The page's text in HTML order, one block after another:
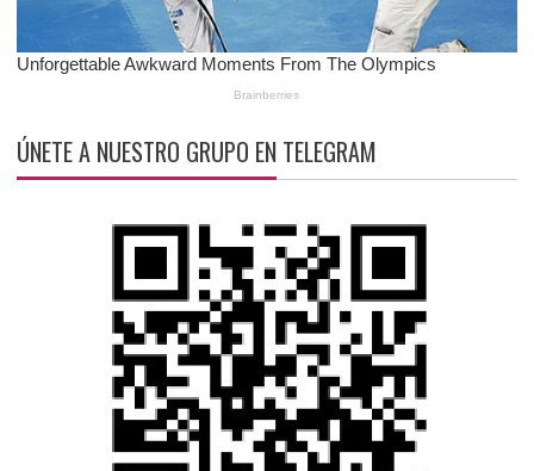
ÚNETE A NUESTRO GRUPO EN TELEGRAM